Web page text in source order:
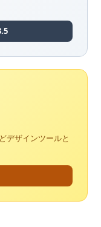
デザインツールと